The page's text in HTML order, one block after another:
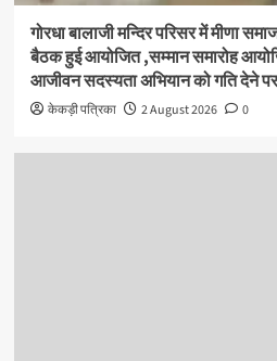
गोरधा बालाजी मन्दिर परिसर में मीणा
बैठक हुई आयोजित ,सम्मान समारोह
आजीवन सदस्यता अभियान को गति देने
केकड़ी पत्रिका 2 August 2026 0